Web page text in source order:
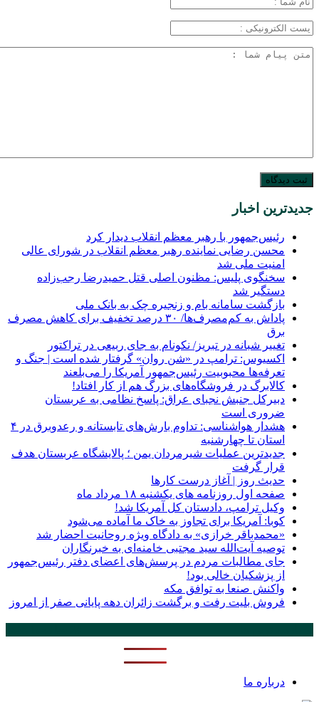
جدیدترین اخبار
رئیس‌جمهور با رهبر معظم انقلاب دیدار کرد
محسن رضایی نماینده رهبر معظم انقلاب در شورای عالی
امنیت ملی شد
سخنگوی پلیس: مظنون اصلی قتل حمیدرضا رجب‌زاده
دستگیر شد
بازگشت سامانه بام و زنجیره چک به بانک ملی
پاداش به کم‌مصرف‌ها/ ۳۰ درصد تخفیف برای کاهش مصرف
برق
تغییر شبانه در تبریز/ نکونام به جای ربیعی در تراکتور
اکسیوس: ترامپ در «شن روان» گرفتار شده است | جنگ و
تعرفه‌ها محبوبیت رئیس‌جمهور آمریکا را می‌بلعند
کالابرگ در فروشگاه‌های بزرگ هم از کار افتاد!
دبیرکل جنبش نجبای عراق: پاسخ نظامی به عربستان
ضروری است
هشدار هواشناسی: تداوم بارش‌های تابستانه و رعدوبرق در ۴
استان تا چهارشنبه
جدیدترین عملیات شیرمردان یمن ؛ پالایشگاه عربستان هدف
قرار گرفت
حدیث روز | آغاز درست کارها
صفحه اول روزنامه‌ های یکشنبه ۱۸ مرداد ماه
وکیل ترامپ، دادستان کل آمریکا شد!
کوبا: آمریکا برای تجاوز به خاک ما آماده می‌شود
«محمدباقر خرازی» به دادگاه ویژه روحانیت احضار شد
توصیه آیت‌الله سید مجتبی خامنه‌ای به خبرنگاران
جای مطالبات مردم در پرسش‌های اعضای دفتر رئیس‌جمهور
از پزشکیان خالی بود!
واکنش صنعا به توافق مکه
فروش بلیت رفت و برگشت زائران دهه پایانی صفر از امروز
درباره ما